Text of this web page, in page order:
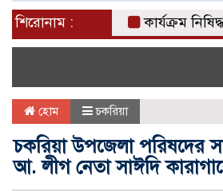
শিরোনাম : কার্যক্রম নিষিদ্ধ
হোম চকরিয়া
চকরিয়া উপজেলা পরিষদের
আ. লীগ নেতা সাঈদি